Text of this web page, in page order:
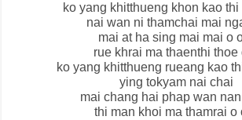
ko yang khitthueng khon kao thi
nai wan ni thamchai mai
mai at ha sing mai mai o
rue khrai ma thaenthi thoe
ko yang khitthueng rueang kao
ying tokyam nai chai
mai chang hai phap wan
thi man khoi ma thamrai o